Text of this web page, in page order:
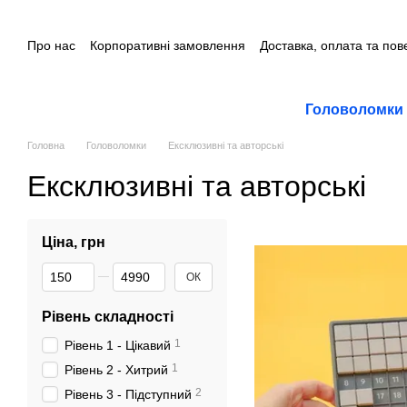
Про нас Корпоративні замовлення
Доставка, оплата та
Головоломки
Головна Головоломки Ексклюзивні та авторські
Ексклюзивні та авторські
Ціна, грн
Від Ціна, грн
До Ціна, грн ОК
Рівень складності
Рівень 1 - Цікавий 1
Рівень 2 - Хитрий 1
Рівень 3 - Підступний 2